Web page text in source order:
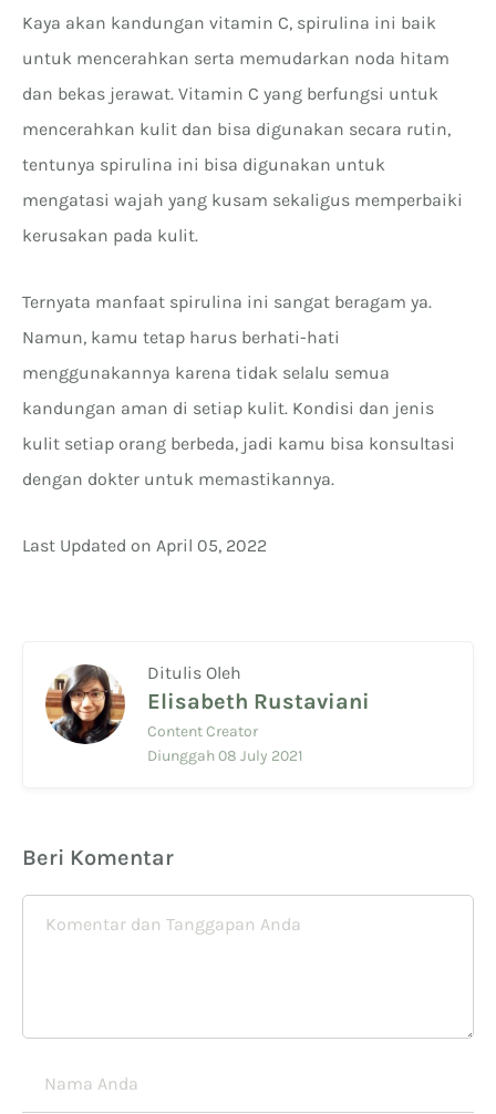
Kaya akan kandungan vitamin C, spirulina ini baik
untuk mencerahkan serta memudarkan noda hitam
dan bekas jerawat. Vitamin C yang berfungsi untuk
mencerahkan kulit dan bisa digunakan secara rutin,
tentunya spirulina ini bisa digunakan untuk
mengatasi wajah yang kusam sekaligus memperbaiki
kerusakan pada kulit.
Ternyata manfaat spirulina ini sangat beragam ya.
Namun, kamu tetap harus berhati-hati
menggunakannya karena tidak selalu semua
kandungan aman di setiap kulit. Kondisi dan jenis
kulit setiap orang berbeda, jadi kamu bisa konsultasi
dengan dokter untuk memastikannya.
Last Updated on April 05, 2022
Ditulis Oleh
Elisabeth Rustaviani
Content Creator
Diunggah 08 July 2021
Beri Komentar